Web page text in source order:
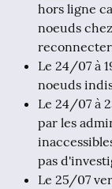
hors ligne
noeuds
Le 24/07 à
noeuds
Le 24/07 à
par les
pas
Le 25/07